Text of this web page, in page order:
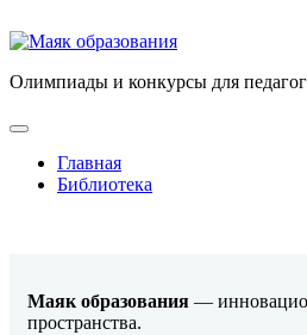
Олимпиады и конкурсы для
Главная
Библиотека
Маяк образования —
пространства.